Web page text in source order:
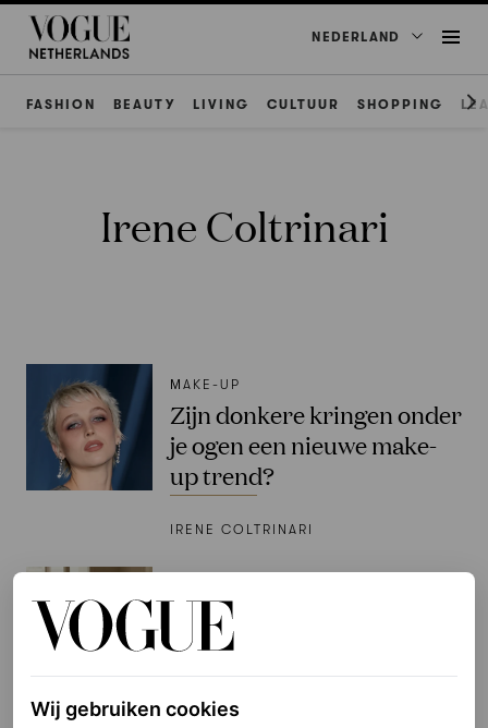
NEDERLAND
FASHION BEAUTY LIVING CULTUUR SHOPPING
Irene Coltrinari
ΜAKE-UP
Zijn donkere kringen onder
je ogen een nieuwe make-
up trend?
IRENE COLTRINARI
Ontbijt jij elke ochtend met
Griekse yoghurt? Dit zijn
alle voordelen
Wij gebruiken cookies